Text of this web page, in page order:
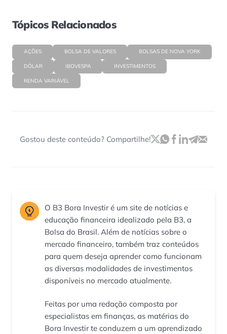
Tópicos Relacionados
AÇÕES BOLSA DE VALORES BOLSAS DE NOVA YORK
DÓLAR IBOVESPA INVESTIMENTOS
RENDA VARIÁVEL
Gostou deste conteúdo? Compartilhe!
O B3 Bora Investir é um site de notícias e
educação financeira idealizado pela B3, a
Bolsa do Brasil. Além de notícias sobre o
mercado financeiro, também traz conteúdos
para quem deseja aprender como funcionam
as diversas modalidades de investimentos
disponíveis no mercado atualmente.
Feitas por uma redação composta por
especialistas em finanças, as matérias do
Bora Investir te conduzem a um aprendizado